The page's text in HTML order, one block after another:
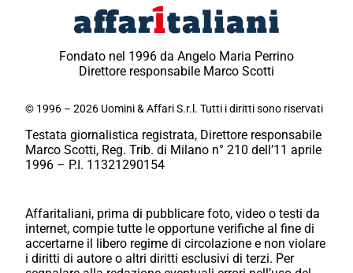
Fondato nel 1996 da Angelo Maria Perrino
Direttore responsabile Marco Scotti
© 1996 – 2026 Uomini & Affari S.r.l. Tutti i diritti sono riservati
Testata giornalistica registrata, Direttore responsabile
Marco Scotti, Reg. Trib. di Milano n° 210 dell’11 aprile
1996 – P.I. 11321290154
Affaritaliani, prima di pubblicare foto, video o testi da
internet, compie tutte le opportune verifiche al fine di
accertarne il libero regime di circolazione e non violare
i diritti di autore o altri diritti esclusivi di terzi. Per